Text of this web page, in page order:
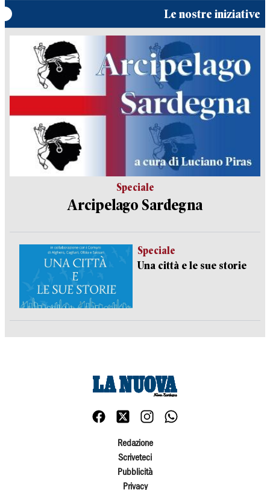
Le nostre iniziative
Speciale
Arcipelago Sardegna
Speciale
Una città e le sue storie
Redazione
Scriveteci
Pubblicità
Privacy